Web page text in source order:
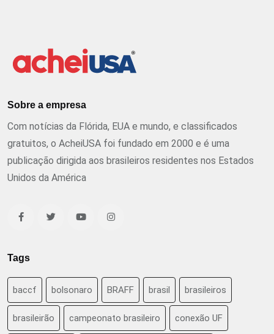
Sobre a empresa
Com notícias da Flórida, EUA e mundo, e classificados
gratuitos, o AcheiUSA foi fundado em 2000 e é uma
publicação dirigida aos brasileiros residentes nos Estados
Unidos da América
Tags
baccf bolsonaro BRAFF brasil brasileiros
brasileirão campeonato brasileiro conexão UF